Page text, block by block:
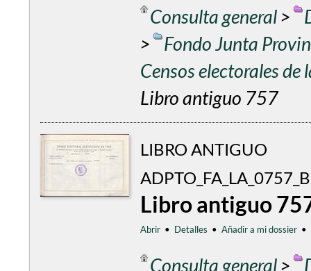
Consulta general>
>
Fondo Junta
Censos electorales
Libro antiguo 757
LIBRO ANTIGUO
Libro antiguo
Abrir • Detalles • Añadir a mi dossier •
Consulta general>